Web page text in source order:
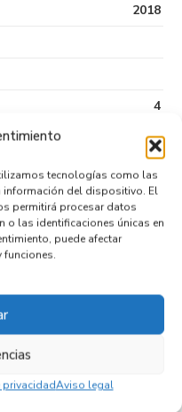
tecnologías como las
información del dispositivo. El
permitirá procesar datos
o las identificaciones únicas en
puede afectar
funciones.
privacidadAviso legal
2018
4
Diesel
225A2000
225A2000